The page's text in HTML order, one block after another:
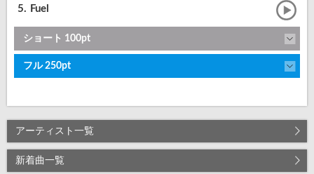
5. Fuel
ショート 100pt
フル 250pt
アーティスト一覧
新着曲一覧